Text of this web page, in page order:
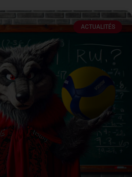
ACTUALITÉS